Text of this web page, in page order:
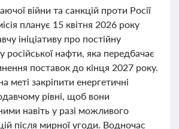
війни та санкцій проти Росії
планує 15 квітня 2026 року
ініціативу про постійну
російської нафти, яка передбачає
поставок до кінця 2027 року.
меті закріпити енергетичні
рівні, щоб вони
навіть у разі можливого
після мирної угоди. Водночас